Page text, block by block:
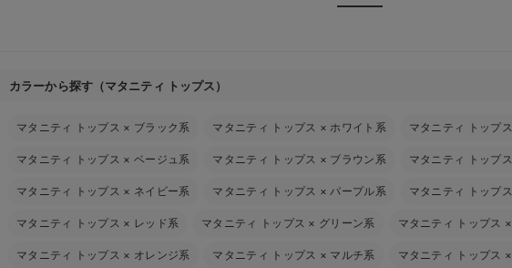
カラーから探す（マタニティ トップス）
マタニティ トップス × ブラック系 マタニティ トップス × ホワイト系 マタニティ トップス
マタニティ トップス × ベージュ系 マタニティ トップス × ブラウン系 マタニティ トップス
マタニティ トップス × ネイビー系 マタニティ トップス × パープル系 マタニティ トップス
マタニティ トップス × レッド系 マタニティ トップス × グリーン系 マタニティ トップス ×
マタニティ トップス × オレンジ系 マタニティ トップス × マルチ系 マタニティ トップス ×